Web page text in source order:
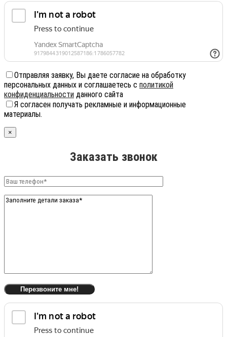
Отправляя заявку, Вы даете согласие на обработку
персональных данных и соглашаетесь с политикой
конфиденциальности данного сайта
Я согласен получать рекламные и информационные
материалы.
×
Заказать звонок